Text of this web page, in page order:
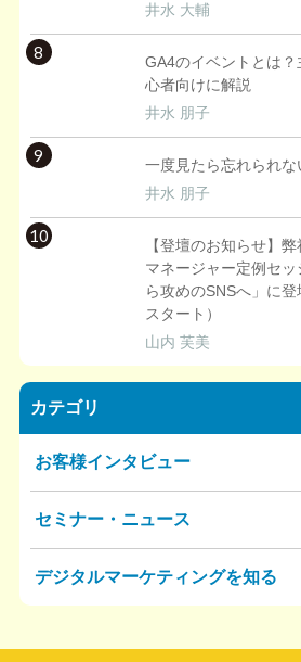
井水 大輔
8
GA4のイベントとは
心者向けに解説
井水 朋子
9
一度見たら忘れられな
井水 朋子
10
【登壇のお知らせ】
マネージャー定例セ
ら攻めのSNSへ」に
スタート）
山内 芙美
カテゴリ
お客様インタビュー
セミナー・ニュース
デジタルマーケティングを知る